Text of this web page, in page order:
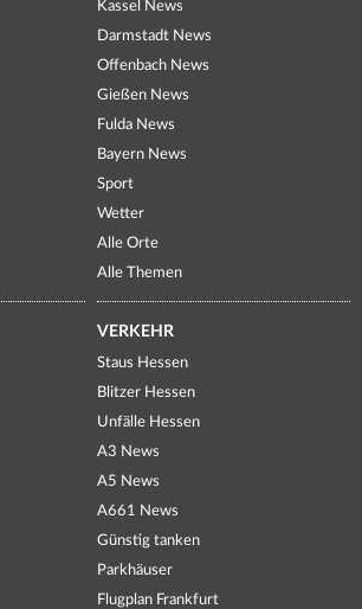
Kassel News
Darmstadt News
Offenbach News
Gießen News
Fulda News
Bayern News
Sport
Wetter
Alle Orte
Alle Themen
VERKEHR
Staus Hessen
Blitzer Hessen
Unfälle Hessen
A3 News
A5 News
A661 News
Günstig tanken
Parkhäuser
Flugplan Frankfurt